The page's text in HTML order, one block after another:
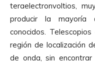
teraelectronvoltios,
producir la mayoría
conocidos.
región de localización
de onda, sin encontrar